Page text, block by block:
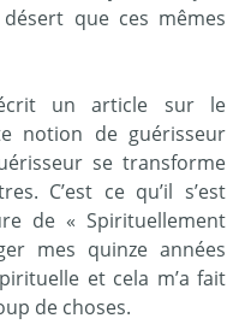
que ces mêmes
un article sur le
notion de guérisseur
se transforme
C’est ce qu’il s’est
de « Spirituellement
mes quinze années
et cela m’a fait
de choses.